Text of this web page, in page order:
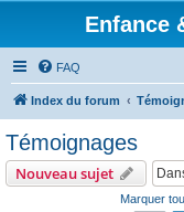
Enfance
FAQ
Index du forum
Témoignages
Nouveau sujet
Marquer